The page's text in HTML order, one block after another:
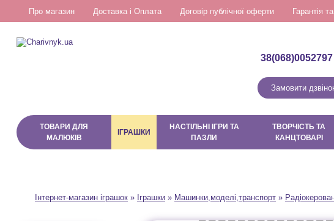
Про магазин Доставка і Оплата Договір публічної оферти Гарантія
38(068)0052797
Замовити
ТОВАРИ ДЛЯ
МАЛЮКІВ
ІГРАШКИ
НАСТІЛЬНІ ІГРИ ТА
ПАЗЛИ
ТВОРЧІСТЬ ТА
КАНЦТОВАРІ
Інтернет-магазин іграшок » Іграшки » Машинки,моделі,транспорт »